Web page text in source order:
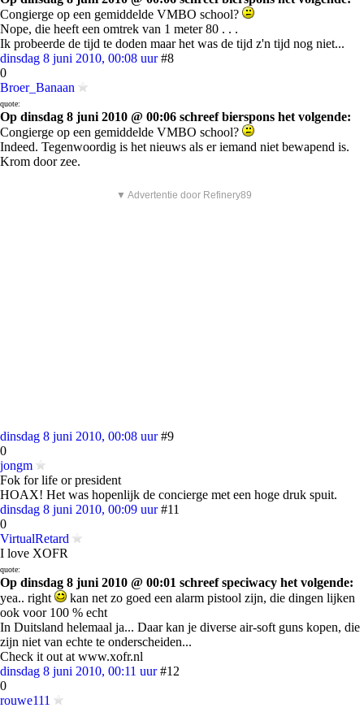
Congierge op een gemiddelde VMBO school?
Nope, die heeft een omtrek van 1 meter 80 . . .
Ik probeerde de tijd te doden maar het was de tijd z'n tijd nog niet...
dinsdag 8 juni 2010, 00:08 uur #8
0
Broer_Banaan
quote:
Op dinsdag 8 juni 2010 @ 00:06 schreef bierspons het volgende:
Congierge op een gemiddelde VMBO school?
Indeed. Tegenwoordig is het nieuws als er iemand niet bewapend is.
Krom door zee.
▼ Advertentie door Refinery89
dinsdag 8 juni 2010, 00:08 uur #9
0
jongm
Fok for life or president
HOAX! Het was hopenlijk de concierge met een hoge druk spuit.
dinsdag 8 juni 2010, 00:09 uur #11
0
VirtualRetard
I love XOFR
quote:
Op dinsdag 8 juni 2010 @ 00:01 schreef speciwacy het volgende:
yea.. right
kan net zo goed een alarm pistool zijn, die dingen lijken
ook voor 100 % echt
In Duitsland helemaal ja... Daar kan je diverse air-soft guns kopen, die
zijn niet van echte te onderscheiden...
Check it out at www.xofr.nl
dinsdag 8 juni 2010, 00:11 uur #12
0
rouwe111